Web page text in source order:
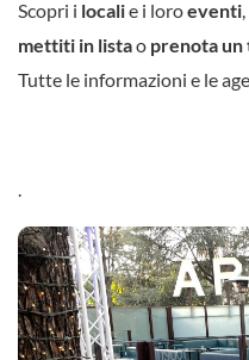
Scopri i localie i loroeventi
mettiti in listao prenota un
Tutte le informazioni e le
.